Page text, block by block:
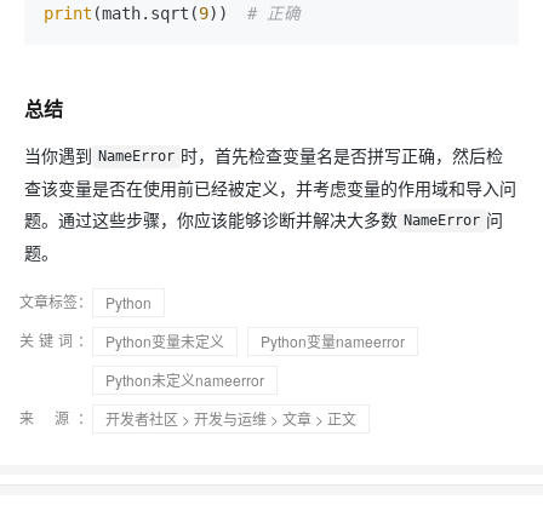
print (math.sqrt(9)) # 正确
总结
当你遇到 NameError 时，首先检查变量名是否拼写正确，然后检
查该变量是否在使用前已经被定义，并考虑变量的作用域和导入问
题。通过这些步骤，你应该能够诊断并解决大多数 NameError 问
题。
文章标签：
Python
关键词：
Python变量未定义
Python变量nameerror
Python未定义nameerror
来 源：
开发者社区 > 开发与运维 > 文章 > 正文